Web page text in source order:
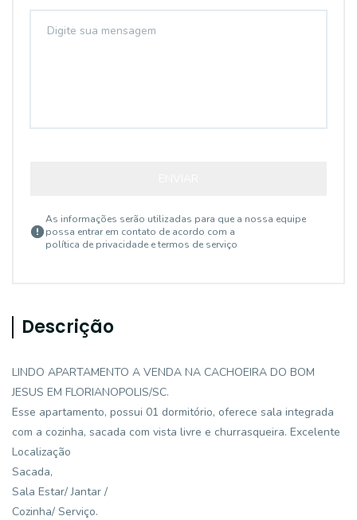
As informações serão utilizadas para que a nossa equipe
possa entrar em contato de acordo com a
política de privacidade e termos de serviço
Descrição
LINDO APARTAMENTO A VENDA NA CACHOEIRA DO BOM
JESUS EM FLORIANOPOLIS/SC.
Esse apartamento, possui 01 dormitório, oferece sala integrada
com a cozinha, sacada com vista livre e churrasqueira. Excelente
Localização
Sacada,
Sala Estar/ Jantar /
Cozinha/ Serviço.